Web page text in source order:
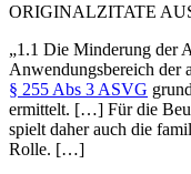
ORIGINALZITATE
„1.1 Die Minderung der
Anwendungsbereich der
§ 255 Abs 3 ASVG
ermittelt. […] Für die
spielt daher auch die
Rolle. […]